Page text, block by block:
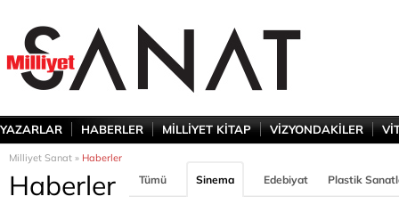
YAZARLAR HABERLER MİLLİYET KİTAP VİZYONDAKİLER
Milliyet Sanat » Haberler
Haberler Tümü Sinema Edebiyat Plastik